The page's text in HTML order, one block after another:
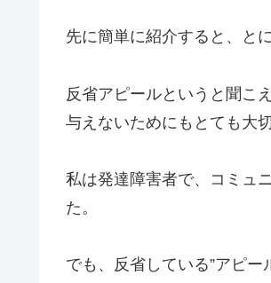
先に簡単に紹介すると、と
反省アピールというと聞こ
与えないためにもとても大
私は発達障害者で、コミュ
た。
でも、反省している”アピ